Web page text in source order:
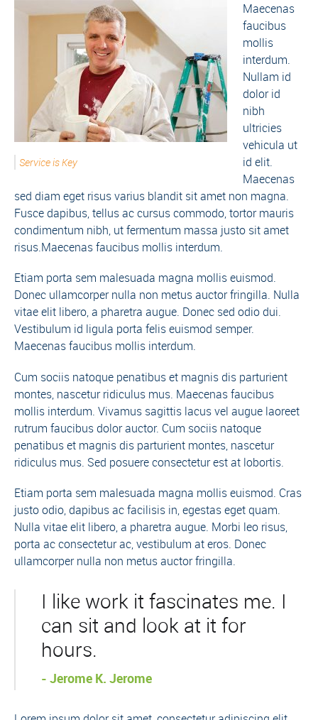
Service is Key
Maecenas
faucibus
mollis
interdum.
Nullam id
dolor id
nibh
ultricies
vehicula ut
id elit.
Maecenas
sed diam eget risus varius blandit sit amet non magna.
Fusce dapibus, tellus ac cursus commodo, tortor mauris
condimentum nibh, ut fermentum massa justo sit amet
risus.Maecenas faucibus mollis interdum.
Etiam porta sem malesuada magna mollis euismod.
Donec ullamcorper nulla non metus auctor fringilla. Nulla
vitae elit libero, a pharetra augue. Donec sed odio dui.
Vestibulum id ligula porta felis euismod semper.
Maecenas faucibus mollis interdum.
Cum sociis natoque penatibus et magnis dis parturient
montes, nascetur ridiculus mus. Maecenas faucibus
mollis interdum. Vivamus sagittis lacus vel augue laoreet
rutrum faucibus dolor auctor. Cum sociis natoque
penatibus et magnis dis parturient montes, nascetur
ridiculus mus. Sed posuere consectetur est at lobortis.
Etiam porta sem malesuada magna mollis euismod. Cras
justo odio, dapibus ac facilisis in, egestas eget quam.
Nulla vitae elit libero, a pharetra augue. Morbi leo risus,
porta ac consectetur ac, vestibulum at eros. Donec
ullamcorper nulla non metus auctor fringilla.
I like work it fascinates me. I
can sit and look at it for
hours.
- Jerome K. Jerome